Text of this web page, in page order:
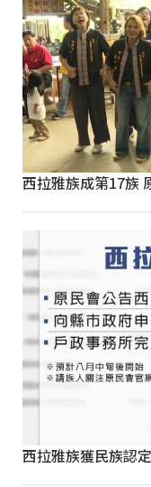
西拉雅族成第17族
西拉雅族獲民族認